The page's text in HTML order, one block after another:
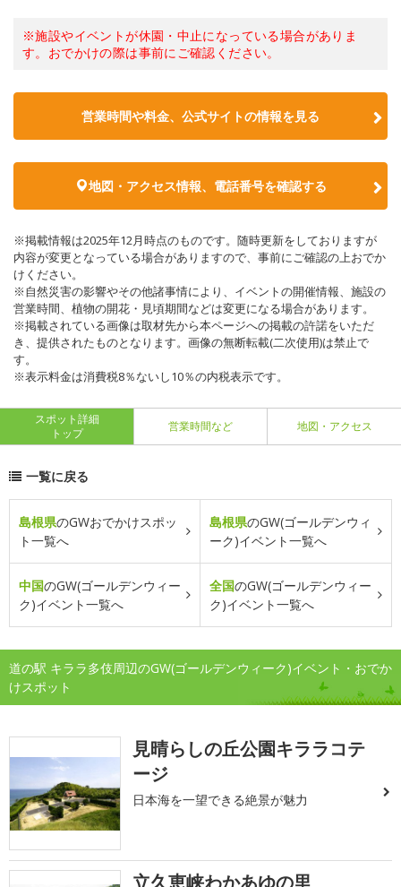
※施設やイベントが休園・中止になっている場合がありま
す。おでかけの際は事前にご確認ください。
営業時間や料金、公式サイトの情報を見る
地図・アクセス情報、電話番号を確認する
※掲載情報は2025年12月時点のものです。随時更新をしておりますが
内容が変更となっている場合がありますので、事前にご確認の上おでか
けください。
※自然災害の影響やその他諸事情により、イベントの開催情報、施設の
営業時間、植物の開花・見頃期間などは変更になる場合があります。
※掲載されている画像は取材先から本ページへの掲載の許諾をいただ
き、提供されたものとなります。画像の無断転載(二次使用)は禁止で
す。
※表示料金は消費税8％ないし10％の内税表示です。
スポット詳細
トップ
営業時間など 地図・アクセス
一覧に戻る
島根県のGWおでかけスポッ
ト一覧へ
島根県のGW(ゴールデンウィ
ーク)イベント一覧へ
中国のGW(ゴールデンウィー
ク)イベント一覧へ
全国のGW(ゴールデンウィー
ク)イベント一覧へ
道の駅 キララ多伎周辺のGW(ゴールデンウィーク)イベント・おでか
けスポット
見晴らしの丘公園キララコテ
ージ
日本海を一望できる絶景が魅力